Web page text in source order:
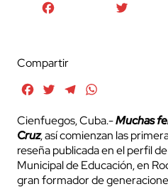
Compartir
FacebookTwitterTelegram
Cienfuegos, Cuba.-Muchas
Cruz, así comienzan las
reseña publicada en el perfil
Municipal de Educación, en
gran formador de